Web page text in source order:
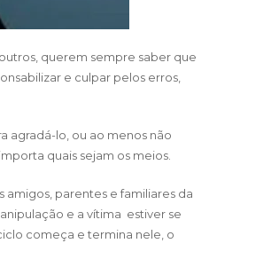
querem sempre saber que
e culpar pelos erros,
agradá-lo, ou ao menos não
quais sejam os meios.
parentes e familiares da
e a vítima estiver se
começa e termina nele, o